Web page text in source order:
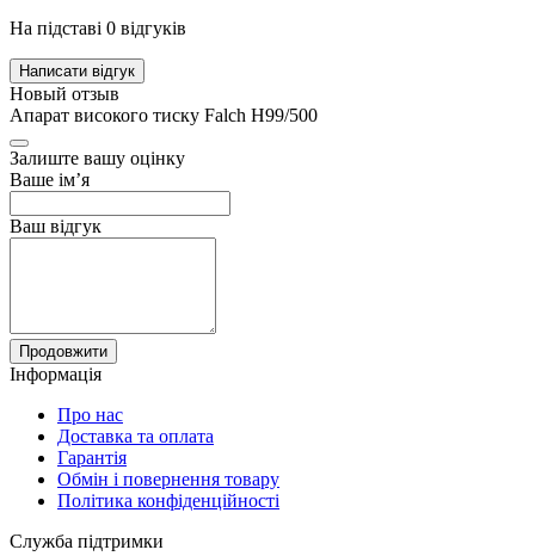
На підставі 0 відгуків
Написати відгук
Новый отзыв
Апарат високого тиску Falch H99/500
Залиште вашу оцінку
Ваше ім’я
Ваш відгук
Продовжити
Інформація
Про нас
Доставка та оплата
Гарантія
Обмін і повернення товару
Політика конфіденційності
Служба підтримки